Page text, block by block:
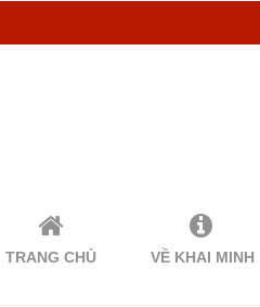
TRANG CHỦ VỀ KHAI MINH